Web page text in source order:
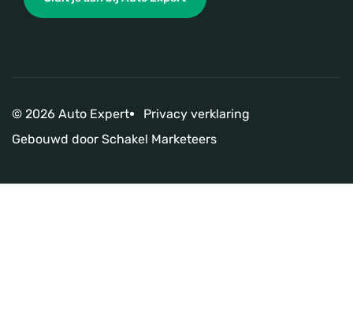
© 2026 Auto Expert
Privacy verklaring
Gebouwd door Schakel Marketeers